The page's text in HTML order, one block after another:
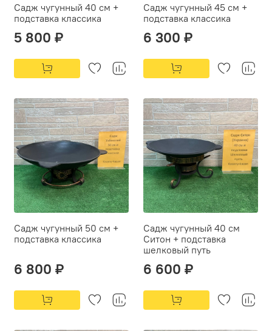
Садж чугунный 40 см +
подставка классика
5 800 ₽
Садж чугунный 45 см +
подставка классика
6 300 ₽
Садж чугунный 50 см +
подставка классика
6 800 ₽
Садж чугунный 40 см
Ситон + подставка
шелковый путь
6 600 ₽